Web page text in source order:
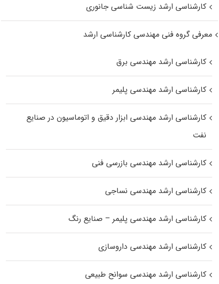
کارشناسی ارشد زیست‌ شناسی جانوری
معرفی گروه فنی مهندسی کارشناسی ارشد
کارشناسی ارشد مهندسی برق
کارشناسی ارشد مهندسی پلیمر
کارشناسی ارشد مهندسی ابزار دقیق و اتوماسیون در صنایع
نفت
کارشناسی ارشد مهندسی بازرسی فنی
کارشناسی ارشد مهندسی نساجی
کارشناسی ارشد مهندسی پلیمر – صنایع رنگ
کارشناسی ارشد مهندسی داروسازی
کارشناسی ارشد مهندسی سوانح طبیعی